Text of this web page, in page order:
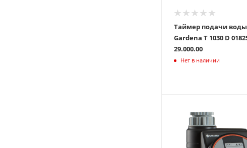
Таймер подачи воды
Gardena Т 1030 D 01825-
29.000.00
Нет в наличии